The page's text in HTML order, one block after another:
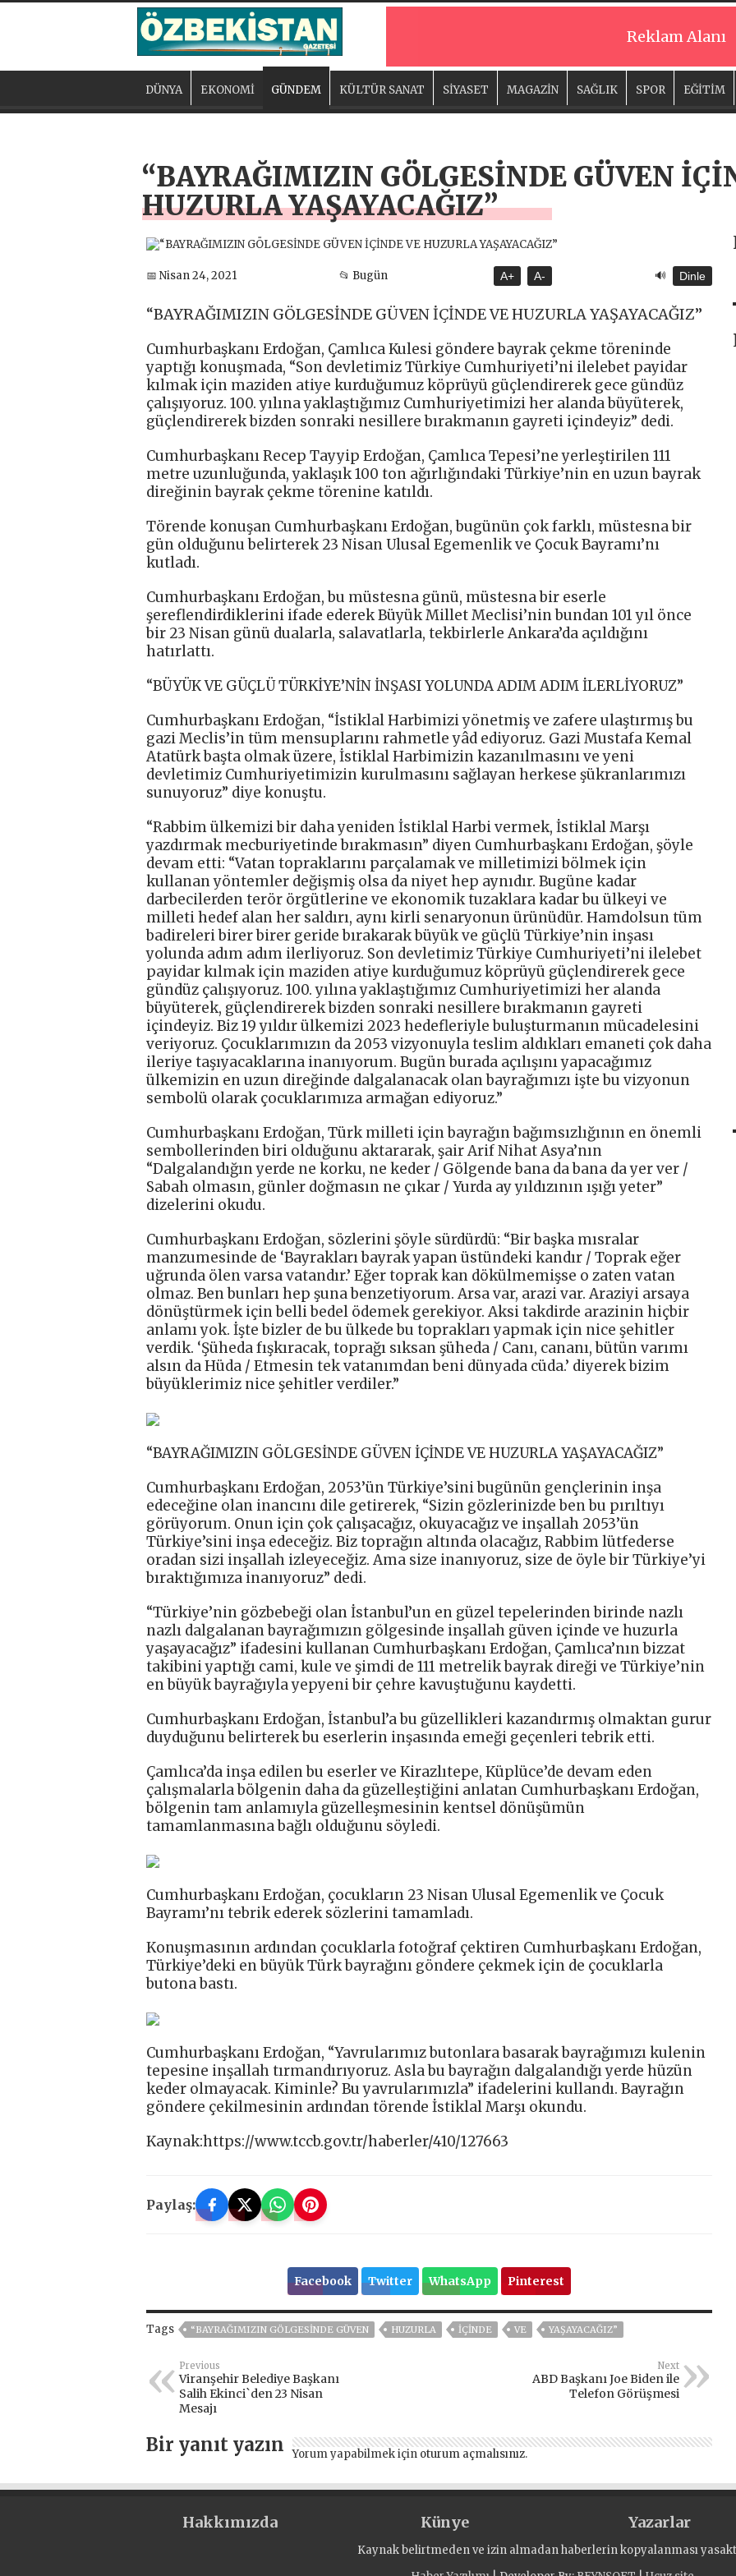
Reklam Alanı
DÜNYA EKONOMİ GÜNDEM KÜLTÜR SANAT SİYASET MAGAZİN SAĞLIK SPOR EĞİTİM
“BAYRAĞIMIZIN GÖLGESİNDE GÜVEN
HUZURLA YAŞAYACAĞIZ”
📅 Nisan 24, 2021 📂 Bugün A+ A- 🔊 Dinle
“BAYRAĞIMIZIN GÖLGESİNDE GÜVEN İÇİNDE VE HUZURLA YAŞAYACAĞIZ”
Cumhurbaşkanı Erdoğan, Çamlıca Kulesi göndere bayrak çekme töreninde
yaptığı konuşmada, “Son devletimiz Türkiye Cumhuriyeti’ni ilelebet payidar
kılmak için maziden atiye kurduğumuz köprüyü güçlendirerek gece gündüz
çalışıyoruz. 100. yılına yaklaştığımız Cumhuriyetimizi her alanda büyüterek,
güçlendirerek bizden sonraki nesillere bırakmanın gayreti içindeyiz” dedi.
Cumhurbaşkanı Recep Tayyip Erdoğan, Çamlıca Tepesi’ne yerleştirilen 111
metre uzunluğunda, yaklaşık 100 ton ağırlığındaki Türkiye’nin en uzun bayrak
direğinin bayrak çekme törenine katıldı.
Törende konuşan Cumhurbaşkanı Erdoğan, bugünün çok farklı, müstesna bir
gün olduğunu belirterek 23 Nisan Ulusal Egemenlik ve Çocuk Bayramı’nı
kutladı.
Cumhurbaşkanı Erdoğan, bu müstesna günü, müstesna bir eserle
şereflendirdiklerini ifade ederek Büyük Millet Meclisi’nin bundan 101 yıl önce
bir 23 Nisan günü dualarla, salavatlarla, tekbirlerle Ankara’da açıldığını
hatırlattı.
“BÜYÜK VE GÜÇLÜ TÜRKİYE’NİN İNŞASI YOLUNDA ADIM ADIM İLERLİYORUZ”
Cumhurbaşkanı Erdoğan, “İstiklal Harbimizi yönetmiş ve zafere ulaştırmış bu
gazi Meclis’in tüm mensuplarını rahmetle yâd ediyoruz. Gazi Mustafa Kemal
Atatürk başta olmak üzere, İstiklal Harbimizin kazanılmasını ve yeni
devletimiz Cumhuriyetimizin kurulmasını sağlayan herkese şükranlarımızı
sunuyoruz” diye konuştu.
“Rabbim ülkemizi bir daha yeniden İstiklal Harbi vermek, İstiklal Marşı
yazdırmak mecburiyetinde bırakmasın” diyen Cumhurbaşkanı Erdoğan, şöyle
devam etti: “Vatan topraklarını parçalamak ve milletimizi bölmek için
kullanan yöntemler değişmiş olsa da niyet hep aynıdır. Bugüne kadar
darbecilerden terör örgütlerine ve ekonomik tuzaklara kadar bu ülkeyi ve
milleti hedef alan her saldırı, aynı kirli senaryonun ürünüdür. Hamdolsun tüm
badireleri birer birer geride bırakarak büyük ve güçlü Türkiye’nin inşası
yolunda adım adım ilerliyoruz. Son devletimiz Türkiye Cumhuriyeti’ni ilelebet
payidar kılmak için maziden atiye kurduğumuz köprüyü güçlendirerek gece
gündüz çalışıyoruz. 100. yılına yaklaştığımız Cumhuriyetimizi her alanda
büyüterek, güçlendirerek bizden sonraki nesillere bırakmanın gayreti
içindeyiz. Biz 19 yıldır ülkemizi 2023 hedefleriyle buluşturmanın mücadelesini
veriyoruz. Çocuklarımızın da 2053 vizyonuyla teslim aldıkları emaneti çok daha
ileriye taşıyacaklarına inanıyorum. Bugün burada açılışını yapacağımız
ülkemizin en uzun direğinde dalgalanacak olan bayrağımızı işte bu vizyonun
sembolü olarak çocuklarımıza armağan ediyoruz.”
Cumhurbaşkanı Erdoğan, Türk milleti için bayrağın bağımsızlığının en önemli
sembollerinden biri olduğunu aktararak, şair Arif Nihat Asya’nın
“Dalgalandığın yerde ne korku, ne keder / Gölgende bana da bana da yer ver /
Sabah olmasın, günler doğmasın ne çıkar / Yurda ay yıldızının ışığı yeter”
dizelerini okudu.
Cumhurbaşkanı Erdoğan, sözlerini şöyle sürdürdü: “Bir başka mısralar
manzumesinde de ‘Bayrakları bayrak yapan üstündeki kandır / Toprak eğer
uğrunda ölen varsa vatandır.’ Eğer toprak kan dökülmemişse o zaten vatan
olmaz. Ben bunları hep şuna benzetiyorum. Arsa var, arazi var. Araziyi arsaya
dönüştürmek için belli bedel ödemek gerekiyor. Aksi takdirde arazinin hiçbir
anlamı yok. İşte bizler de bu ülkede bu toprakları yapmak için nice şehitler
verdik. ‘Şüheda fışkıracak, toprağı sıksan şüheda / Canı, cananı, bütün varımı
alsın da Hüda / Etmesin tek vatanımdan beni dünyada cüda.’ diyerek bizim
büyüklerimiz nice şehitler verdiler.”
“BAYRAĞIMIZIN GÖLGESİNDE GÜVEN İÇİNDE VE HUZURLA YAŞAYACAĞIZ”
Cumhurbaşkanı Erdoğan, 2053’ün Türkiye’sini bugünün gençlerinin inşa
edeceğine olan inancını dile getirerek, “Sizin gözlerinizde ben bu pırıltıyı
görüyorum. Onun için çok çalışacağız, okuyacağız ve inşallah 2053’ün
Türkiye’sini inşa edeceğiz. Biz toprağın altında olacağız, Rabbim lütfederse
oradan sizi inşallah izleyeceğiz. Ama size inanıyoruz, size de öyle bir Türkiye’yi
bıraktığımıza inanıyoruz” dedi.
“Türkiye’nin gözbebeği olan İstanbul’un en güzel tepelerinden birinde nazlı
nazlı dalgalanan bayrağımızın gölgesinde inşallah güven içinde ve huzurla
yaşayacağız” ifadesini kullanan Cumhurbaşkanı Erdoğan, Çamlıca’nın bizzat
takibini yaptığı cami, kule ve şimdi de 111 metrelik bayrak direği ve Türkiye’nin
en büyük bayrağıyla yepyeni bir çehre kavuştuğunu kaydetti.
Cumhurbaşkanı Erdoğan, İstanbul’a bu güzellikleri kazandırmış olmaktan gurur
duyduğunu belirterek bu eserlerin inşasında emeği geçenleri tebrik etti.
Çamlıca’da inşa edilen bu eserler ve Kirazlıtepe, Küplüce’de devam eden
çalışmalarla bölgenin daha da güzelleştiğini anlatan Cumhurbaşkanı Erdoğan,
bölgenin tam anlamıyla güzelleşmesinin kentsel dönüşümün
tamamlanmasına bağlı olduğunu söyledi.
Cumhurbaşkanı Erdoğan, çocukların 23 Nisan Ulusal Egemenlik ve Çocuk
Bayramı’nı tebrik ederek sözlerini tamamladı.
Konuşmasının ardından çocuklarla fotoğraf çektiren Cumhurbaşkanı Erdoğan,
Türkiye’deki en büyük Türk bayrağını göndere çekmek için de çocuklarla
butona bastı.
Cumhurbaşkanı Erdoğan, “Yavrularımız butonlara basarak bayrağımızı kulenin
tepesine inşallah tırmandırıyoruz. Asla bu bayrağın dalgalandığı yerde hüzün
keder olmayacak. Kiminle? Bu yavrularımızla” ifadelerini kullandı. Bayrağın
göndere çekilmesinin ardından törende İstiklal Marşı okundu.
Kaynak:https://www.tccb.gov.tr/haberler/410/127663
Paylaş:
Facebook Twitter WhatsApp Pinterest
Tags “BAYRAĞIMIZIN GÖLGESİNDE GÜVEN HUZURLA İÇİNDE VE YAŞAYACAĞIZ”
Previous
Viranşehir Belediye Başkanı
Salih Ekinci`den 23 Nisan
Mesajı
Next
ABD Başkanı Joe Biden ile
Telefon Görüşmesi
Bir yanıt yazın Yorum yapabilmek için oturum açmalısınız.
Hakkımızda Künye Yazarlar
Kaynak belirtmeden ve izin almadan haberlerin kopyalanması